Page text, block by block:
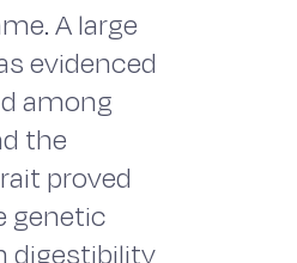
A large
evidenced
among
the
proved
genetic